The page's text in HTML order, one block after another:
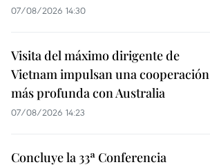
07/08/2026 14:30
Visita del máximo dirigente de
Vietnam impulsan una cooperación
más profunda con Australia
07/08/2026 14:23
Concluye la 33ª Conferencia